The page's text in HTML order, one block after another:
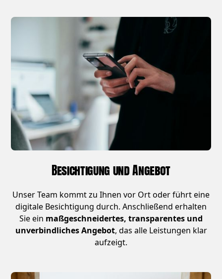
Besichtigung und Angebot
Unser Team kommt zu Ihnen vor Ort oder führt eine
digitale Besichtigung durch. Anschließend erhalten
Sie ein maßgeschneidertes, transparentes und
unverbindliches Angebot, das alle Leistungen klar
aufzeigt.